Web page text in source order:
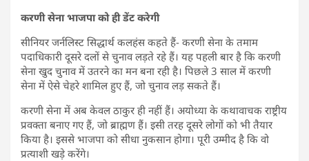
करणी सेना भाजपा को ही डेंट करेगी
सीनियर जर्नलिस्ट सिद्धार्थ कलहंस कहते हैं- करणी सेना के तमाम
पदाधिकारी दूसरे दलों से चुनाव लड़ते रहे हैं। यह पहली बार है कि करणी
सेना खुद चुनाव में उतरने का मन बना रही है। पिछले 3 साल में करणी
सेना में ऐसे चेहरे शामिल हुए हैं, जो चुनाव लड़ सकते हैं।
करणी सेना में अब केवल ठाकुर ही नहीं हैं। अयोध्या के कथावाचक राष्ट्रीय
प्रवक्ता बनाए गए हैं, जो ब्राह्मण हैं। इसी तरह दूसरे लोगों को भी तैयार
किया है। इससे भाजपा को सीधा नुकसान होगा। पूरी उम्मीद है कि वो
प्रत्याशी खड़े करेंगे।